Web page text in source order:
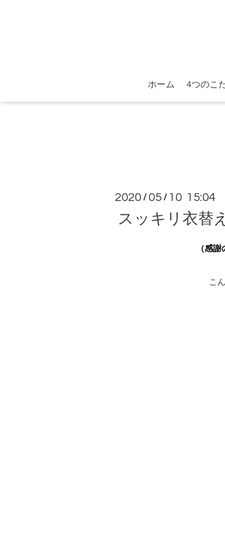
ホーム 4つのこ
2020 / 05 / 10 15:04
スッキリ衣替
（感
こ